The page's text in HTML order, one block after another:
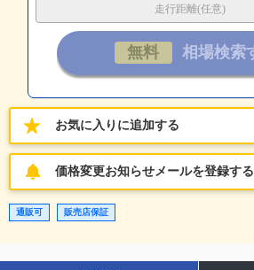
走行距離(任意)
お気に入りに追加する
価格変更お知らせメールを登録する
通販可 販売店保証